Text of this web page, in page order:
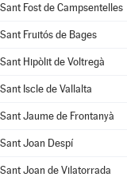
Sant Fost de Campsentelles
Sant Fruitós de Bages
Sant Hipòlit de Voltregà
Sant Iscle de Vallalta
Sant Jaume de Frontanyà
Sant Joan Despí
Sant Joan de Vilatorrada